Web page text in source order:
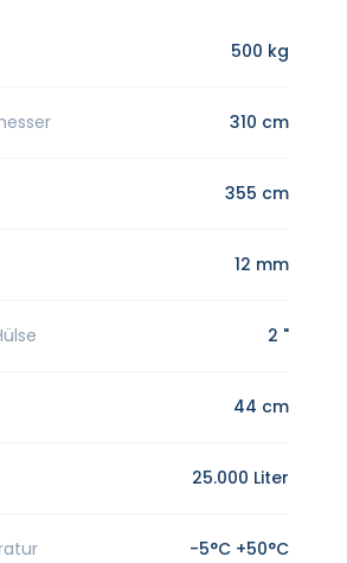
500 kg
310 cm
355 cm
12 mm
2 "
44 cm
25.000 Liter
-5°C +50°C